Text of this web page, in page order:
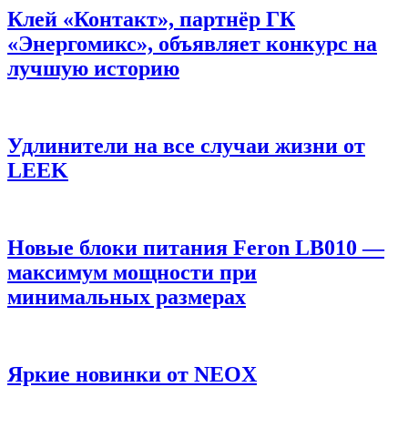
Клей «Контакт», партнёр ГК
«Энергомикс», объявляет конкурс на
лучшую историю
Удлинители на все случаи жизни от
LEEK
Новые блоки питания Feron LB010 —
максимум мощности при
минимальных размерах
Яркие новинки от NEOX